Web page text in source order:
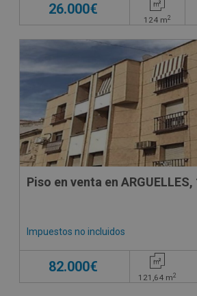
26.000€
124 m2
Piso en venta en ARGUELLES,
Impuestos no incluidos
82.000€
121,64 m2